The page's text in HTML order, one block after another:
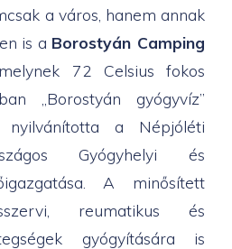
a város, hanem annak
is a Borostyán Camping
72 Celsius fokos
„Borostyán gyógyvíz”
nyilvánította a Népjóléti
Gyógyhelyi és
A minősített
reumatikus és
gyógyítására is